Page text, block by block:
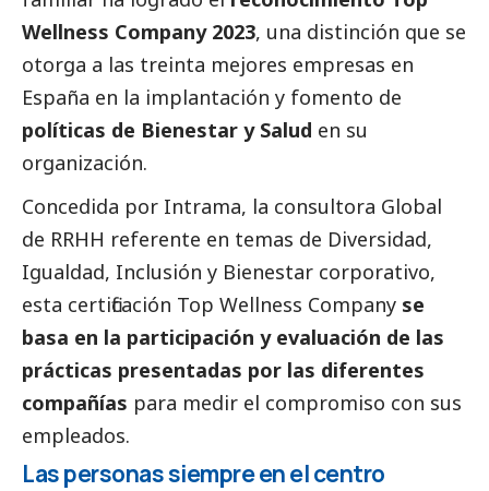
Wellness Company 2023, una distinción que se
otorga a las treinta mejores empresas en
España en la implantación y fomento de
políticas de Bienestar y Salud en su
organización.
Concedida por Intrama, la consultora Global
de RRHH referente en temas de Diversidad,
Igualdad, Inclusión y Bienestar corporativo,
esta certificación Top Wellness Company se
basa en la participación y evaluación de las
prácticas presentadas por las diferentes
compañías para medir el compromiso con sus
empleados.
Las personas siempre en el centro